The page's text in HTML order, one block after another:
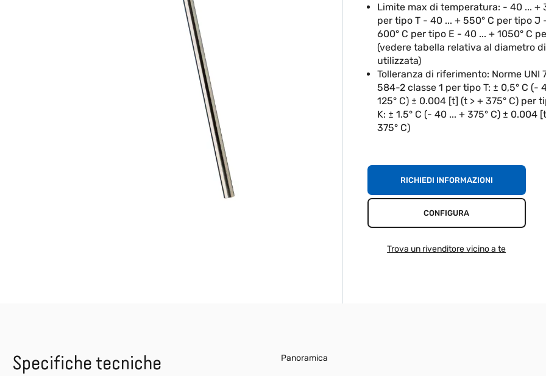
Limite max di temperatura: - 40 ... +
per tipo T - 40 ... + 550° C per tipo J
600° C per tipo E - 40 ... + 1050° C
(vedere tabella relativa al diametro
utilizzata)
Tolleranza di riferimento: Norme UNI
584-2 classe 1 per tipo T: ± 0,5° C (-
125° C) ± 0.004 [t] (t > + 375° C) per
K: ± 1.5° C (- 40 ... + 375° C) ± 0.004
375° C)
RICHIEDI INFORMAZIONI
CONFIGURA
Trova un rivenditore vicino a te
Specifiche tecniche Panoramica